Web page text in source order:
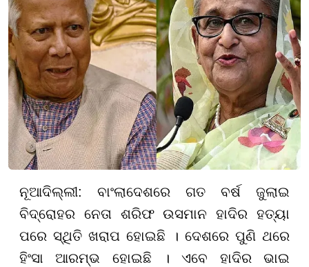
ନୂଆଦିଲ୍ଲୀ: ବାଂଲାଦେଶରେ ଗତ ବର୍ଷ ଜୁଲାଇ
ବିଦ୍ରୋହର ନେତା ଶରିଫ ଉସମାନ ହାଦିର ହତ୍ୟା
ପରେ ସ୍ଥିତି ଖରାପ ହୋଇଛି । ଦେଶରେ ପୁଣି ଥରେ
ହିଂସା ଆରମ୍ଭ ହୋଇଛି । ଏବେ ହାଦିର ଭାଇ